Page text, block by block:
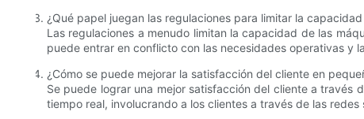
¿Qué papel juegan las regulaciones para limitar la
Las regulaciones a menudo limitan la capacidad de las
puede entrar en conflicto con las necesidades operativas y
¿Cómo se puede mejorar la satisfacción del cliente en
Se puede lograr una mejor satisfacción del cliente a través
tiempo real, involucrando a los clientes a través de las